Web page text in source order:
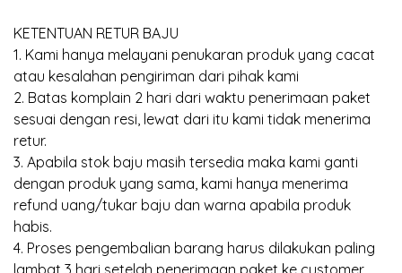
KETENTUAN RETUR BAJU
1. Kami hanya melayani penukaran produk yang cacat
atau kesalahan pengiriman dari pihak kami
2. Batas komplain 2 hari dari waktu penerimaan paket
sesuai dengan resi, lewat dari itu kami tidak menerima
retur.
3. Apabila stok baju masih tersedia maka kami ganti
dengan produk yang sama, kami hanya menerima
refund uang/tukar baju dan warna apabila produk
habis.
4. Proses pengembalian barang harus dilakukan paling
lambat 3 hari setelah penerimaan paket ke customer